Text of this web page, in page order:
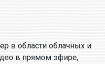
в области облачных и
в прямом эфире,